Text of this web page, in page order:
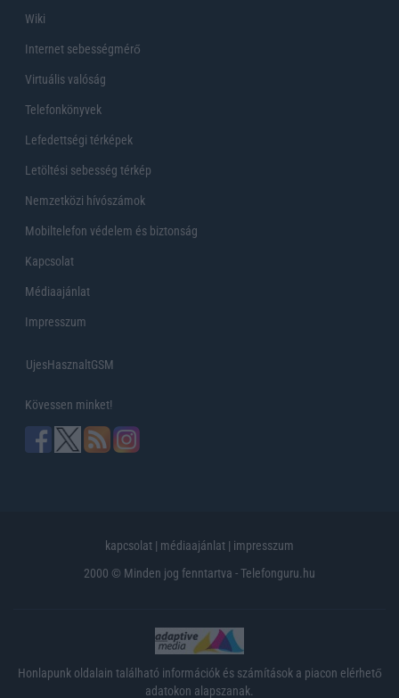
Wiki
Internet sebességmérő
Virtuális valóság
Telefonkönyvek
Lefedettségi térképek
Letöltési sebesség térkép
Nemzetközi hívószámok
Mobiltelefon védelem és biztonság
Kapcsolat
Médiaajánlat
Impresszum
UjesHasznaltGSM
Kövessen minket!
kapcsolat | médiaajánlat | impresszum
2000 © Minden jog fenntartva - Telefonguru.hu
Honlapunk oldalain található információk és számítások a piacon elérhető
adatokon alapszanak.